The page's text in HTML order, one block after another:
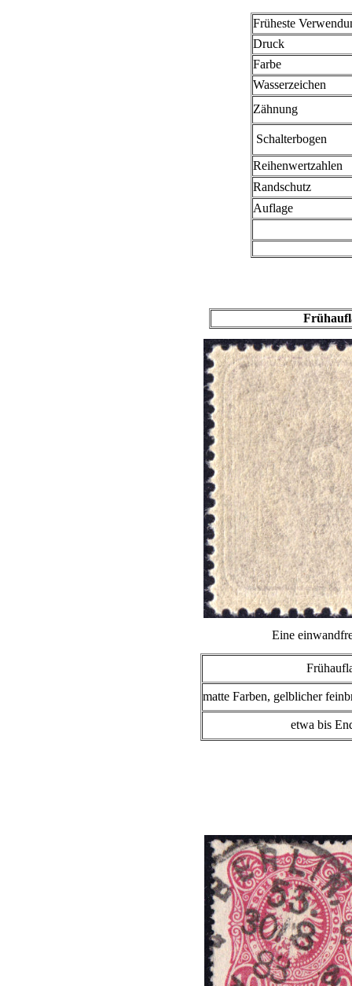
Früheste
Druck
Farbe
Wasserzeichen
Zähnung
Schalterbogen
Reihenwertzahlen
Randschutz
Auflage
Eine
matte Farben, gelblicher
etwa bis